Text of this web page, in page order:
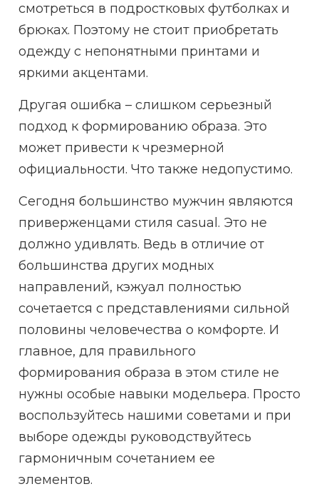
смотреться в подростковых футболках и
брюках. Поэтому не стоит приобретать
одежду с непонятными принтами и
яркими акцентами.
Другая ошибка – слишком серьезный
подход к формированию образа. Это
может привести к чрезмерной
официальности. Что также недопустимо.
Сегодня большинство мужчин являются
приверженцами стиля casual. Это не
должно удивлять. Ведь в отличие от
большинства других модных
направлений, кэжуал полностью
сочетается с представлениями сильной
половины человечества о комфорте. И
главное, для правильного
формирования образа в этом стиле не
нужны особые навыки модельера. Просто
воспользуйтесь нашими советами и при
выборе одежды руководствуйтесь
гармоничным сочетанием ее
элементов.